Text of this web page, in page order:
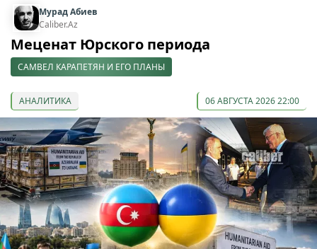
Мурад Абиев
Caliber.Az
Меценат Юрского периода
САМВЕЛ КАРАПЕТЯН И ЕГО ПЛАНЫ
АНАЛИТИКА 06 АВГУСТА 2026 22:00